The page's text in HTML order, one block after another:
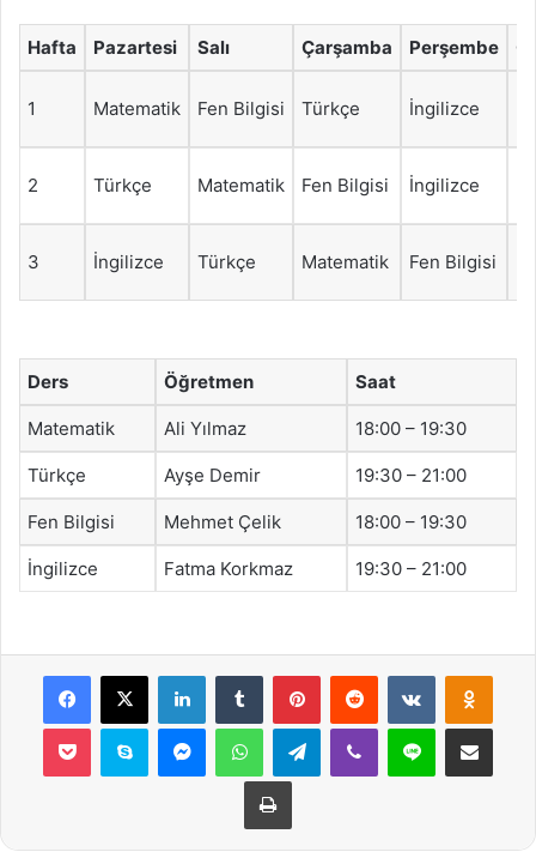
Hafta Pazartesi Salı Çarşamba Perşembe
1 Matematik Fen Bilgisi Türkçe İngilizce
2 Türkçe Matematik Fen Bilgisi İngilizce
3 İngilizce Türkçe Matematik Fen Bilgisi
Ders Öğretmen Saat
Matematik Ali Yılmaz 18:00 – 19:30
Türkçe Ayşe Demir 19:30 – 21:00
Fen Bilgisi Mehmet Çelik 18:00 – 19:30
İngilizce Fatma Korkmaz 19:30 – 21:00
Facebook
X LinkedInTumblr PinterestReddit VKontakte
Pocket Skype MessengerWhatsAppTelegramViber Line E-Posta ile
Yazdır